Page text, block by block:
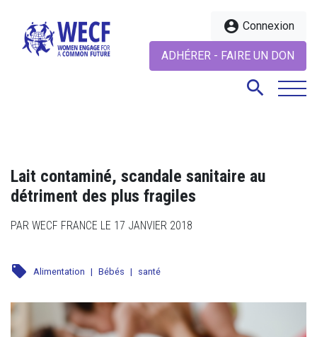
account_circle Connexion
ADHÉRER - FAIRE UN DON
search
Lait contaminé, scandale sanitaire au
détriment des plus fragiles
PAR WECF FRANCE LE 17 JANVIER 2018
local_offer Alimentation | Bébés | santé